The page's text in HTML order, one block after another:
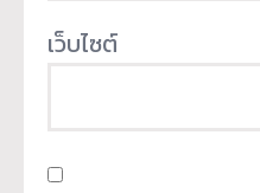
เว็บไซต์